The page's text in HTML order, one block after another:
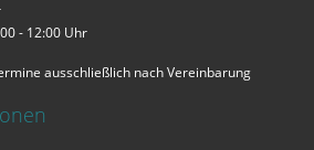
- 12:00 Uhr
ausschließlich nach Vereinbarung